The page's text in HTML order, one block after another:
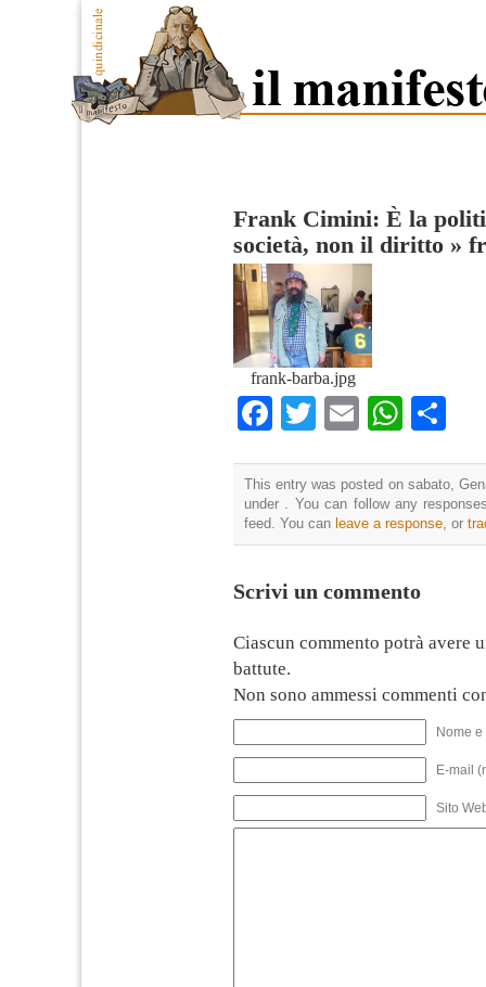
Frank Cimini: È la
società, non il diritto »
frank-barba.jpg
Facebook
TwitterEmail
This entry was posted on sabato,
under . You can follow any
feed. You can leave a response , or
Scrivi un commento
Ciascun commento potrà avere
battute.
Non sono ammessi commenti
Nome
E-mail
Sito